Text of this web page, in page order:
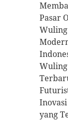
Pasar
yang